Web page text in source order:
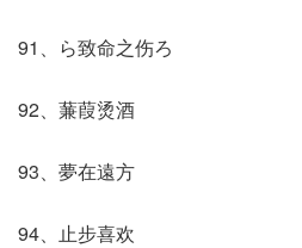
91、ら致命之伤ろ
92、蒹葭烫酒
93、夢在遠方
94、止步喜欢